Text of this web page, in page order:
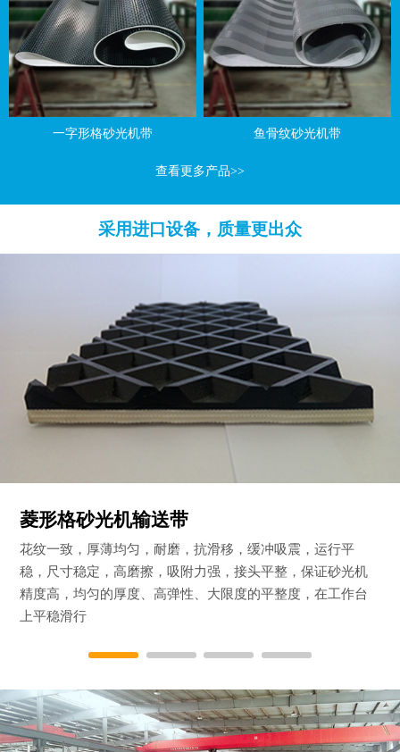
一字形格砂光机带 鱼骨纹砂光机带
查看更多产品>>
采用进口设备，质量更出众
菱形格砂光机输送带
花纹一致，厚薄均匀，耐磨，抗滑移，缓冲吸震，运行平
稳，尺寸稳定，高磨擦，吸附力强，接头平整，保证砂光机
精度高，均匀的厚度、高弹性、大限度的平整度，在工作台
上平稳滑行